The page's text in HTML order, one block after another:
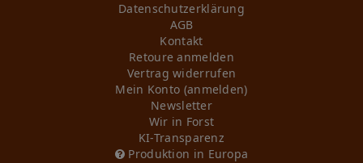
Daten­schutz­erklärung
AGB
Kontakt
Retoure anmelden
Vertrag widerrufen
Mein Konto (anmelden)
Newsletter
Wir in Forst
KI-Transparenz
Produktion in Europa